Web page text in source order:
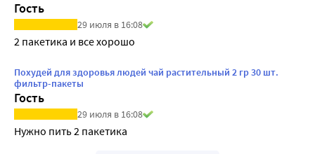
Гость
29 июля в 16:08
2 пакетика и все хорошо
Похудей для здоровья людей чай растительный 2 гр 30 шт.
фильтр-пакеты
Гость
29 июля в 16:08
Нужно пить 2 пакетика